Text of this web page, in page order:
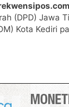
(DPD) Jawa
Kota Kediri